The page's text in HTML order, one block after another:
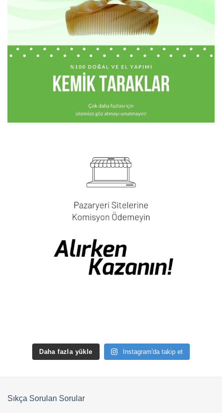
Daha fazla yükle Instagram'da takip et
Sıkça Sorulan Sorular